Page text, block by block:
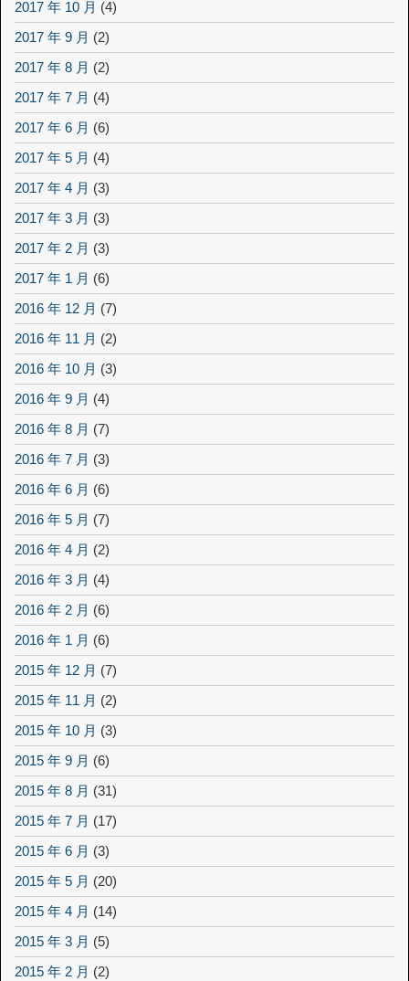
2017 年 10 月 (4)
2017 年 9 月 (2)
2017 年 8 月 (2)
2017 年 7 月 (4)
2017 年 6 月 (6)
2017 年 5 月 (4)
2017 年 4 月 (3)
2017 年 3 月 (3)
2017 年 2 月 (3)
2017 年 1 月 (6)
2016 年 12 月 (7)
2016 年 11 月 (2)
2016 年 10 月 (3)
2016 年 9 月 (4)
2016 年 8 月 (7)
2016 年 7 月 (3)
2016 年 6 月 (6)
2016 年 5 月 (7)
2016 年 4 月 (2)
2016 年 3 月 (4)
2016 年 2 月 (6)
2016 年 1 月 (6)
2015 年 12 月 (7)
2015 年 11 月 (2)
2015 年 10 月 (3)
2015 年 9 月 (6)
2015 年 8 月 (31)
2015 年 7 月 (17)
2015 年 6 月 (3)
2015 年 5 月 (20)
2015 年 4 月 (14)
2015 年 3 月 (5)
2015 年 2 月 (2)